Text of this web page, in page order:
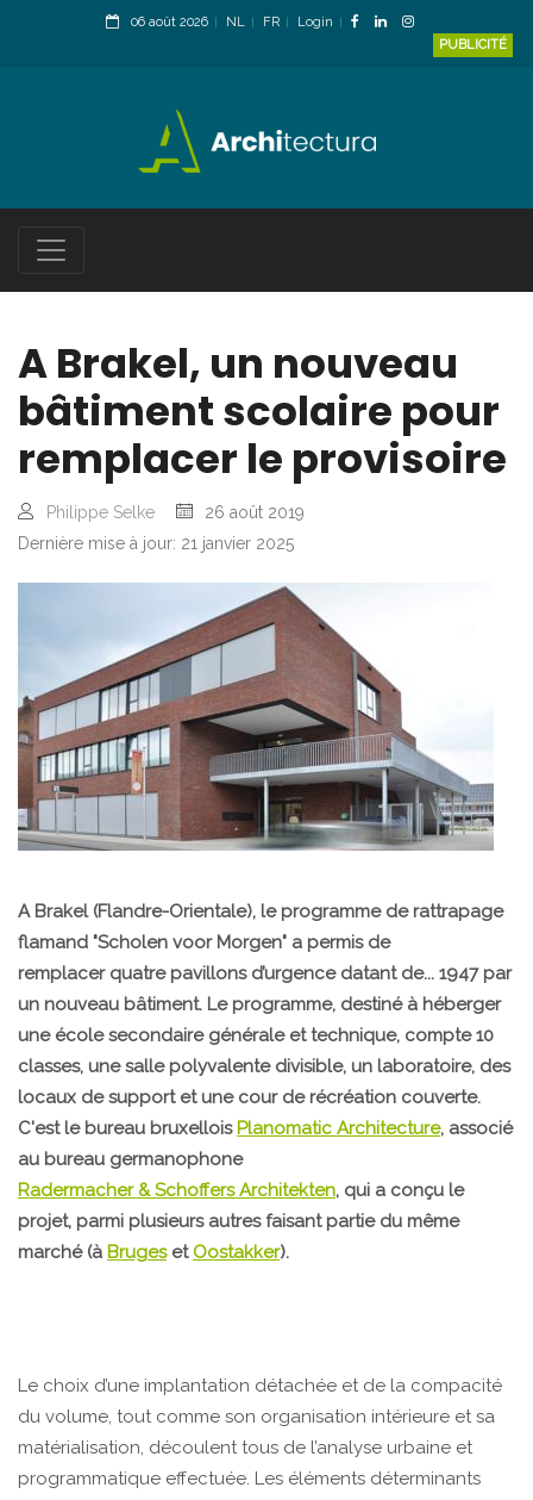
06 août 2026 NL FR
Login
PUBLICITÉ
A Brakel, un nouveau
bâtiment scolaire pour
remplacer le provisoire
Philippe Selke
26 août 2019
Dernière mise à jour: 21 janvier 2025
A Brakel (Flandre-Orientale), le programme de rattrapage
flamand "Scholen voor Morgen" a permis de
remplacer quatre pavillons d’urgence datant de... 1947 par
un nouveau bâtiment. Le programme, destiné à héberger
une école secondaire générale et technique, compte 10
classes, une salle polyvalente divisible, un laboratoire, des
locaux de support et une cour de récréation couverte.
C'est le bureau bruxellois Planomatic Architecture, associé
au bureau germanophone
Radermacher & Schoffers Architekten, qui a conçu le
projet, parmi plusieurs autres faisant partie du même
marché (à Brugeset Oostakker).
Le choix d’une implantation détachée et de la compacité
du volume, tout comme son organisation intérieure et sa
matérialisation, découlent tous de l’analyse urbaine et
programmatique effectuée. Les éléments déterminants